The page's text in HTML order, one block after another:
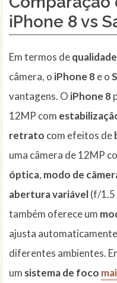
iPhone 8 vs
Em termos de
câmera, o iPhone 8e o
vantagens. O iPhone 8
12MP com
retrato com efeitos de
uma câmera de 12MP
óptica, modo de
abertura variável(f/1.5
também oferece um
ajusta
diferentes ambientes.
um sistema de foco